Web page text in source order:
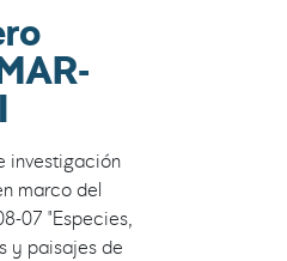
investigación
marco del
07 "Especies,
y paisajes de